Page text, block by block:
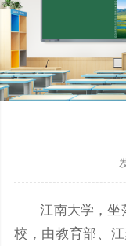
江南大学，坐
校，由教育部、